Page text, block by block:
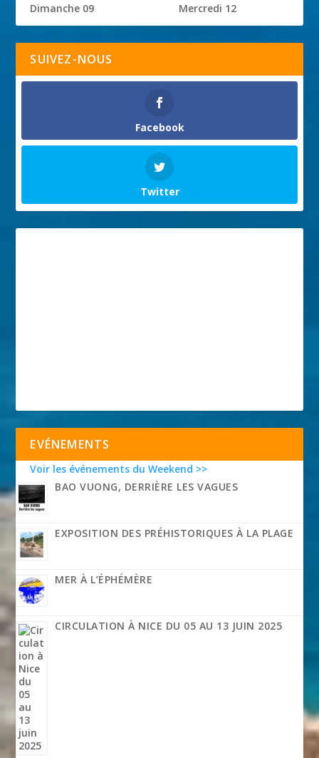
Dimanche 09 Mercredi 12
SUIVEZ-NOUS
Facebook
Twitter
EVÉNEMENTS
Voir les événements du Weekend >>
BAO VUONG, DERRIÈRE LES VAGUES
EXPOSITION DES PRÉHISTORIQUES À LA PLAGE
MER À L’ÉPHÉMÈRE
CIRCULATION À NICE DU 05 AU 13 JUIN 2025